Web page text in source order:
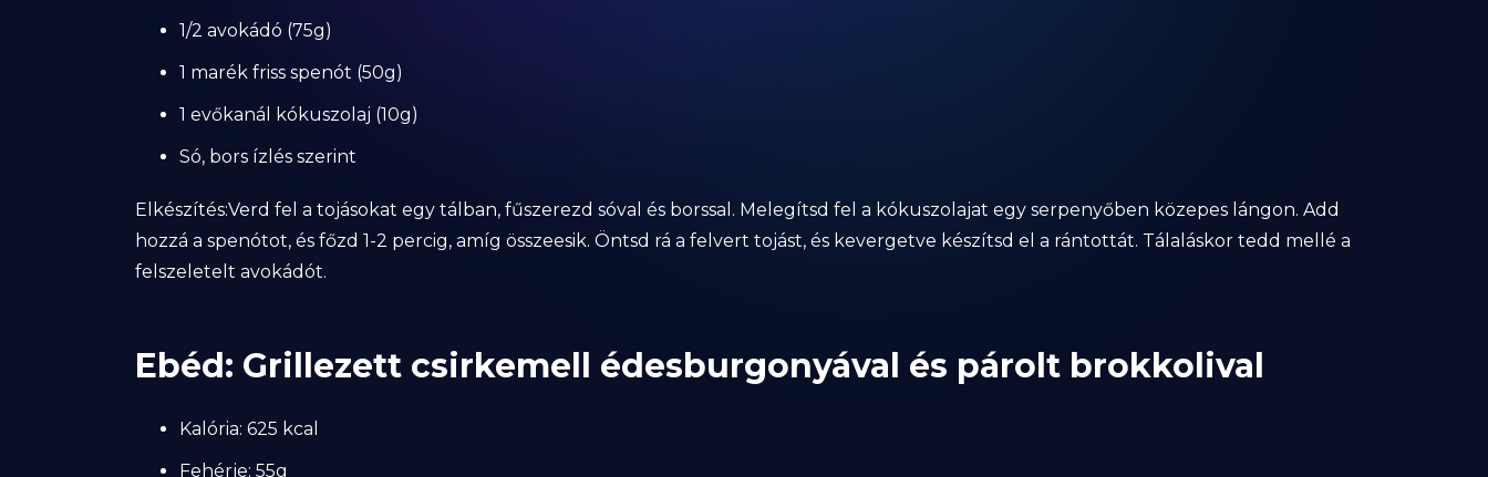
1/2 avokádó (75g)
1 marék friss spenót (50g)
1 evőkanál kókuszolaj (10g)
Só, bors ízlés szerint
Elkészítés:Verd fel a tojásokat egy tálban, fűszerezd sóval és borssal. Melegítsd fel a kókuszolajat egy serpenyőben közepes lángon. Add
hozzá a spenótot, és főzd 1-2 percig, amíg összeesik. Öntsd rá a felvert tojást, és kevergetve készítsd el a rántottát. Tálaláskor tedd mellé a
felszeletelt avokádót.
Ebéd: Grillezett csirkemell édesburgonyával és párolt brokkolival
Kalória: 625 kcal
Fehérje: 55g